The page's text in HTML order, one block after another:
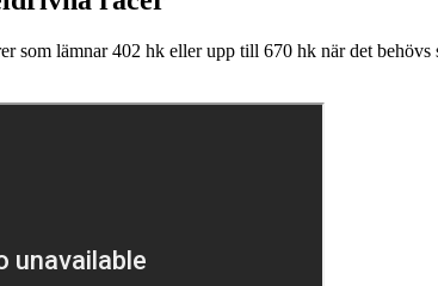
som lämnar 402 hk eller upp till 670 hk när det